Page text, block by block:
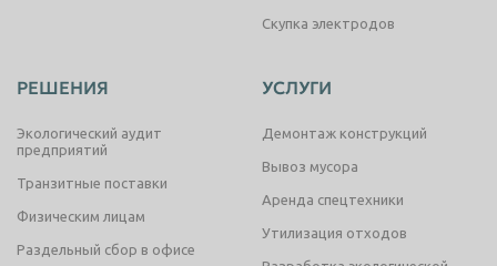
Скупка электродов
РЕШЕНИЯ
Экологический аудит
предприятий
Транзитные поставки
Физическим лицам
Раздельный сбор в офисе
УСЛУГИ
Демонтаж конструкций
Вывоз мусора
Аренда спецтехники
Утилизация отходов